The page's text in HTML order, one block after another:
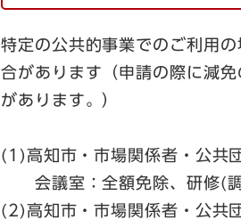
特定の公共的事業でのご利用
合があります（申請の際に減
があります。）
(1)高知市・市場関係者・公共
会議室：全額免除、研修(調
(2)高知市・市場関係者・公共